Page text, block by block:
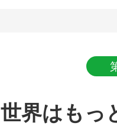
世界はもっ